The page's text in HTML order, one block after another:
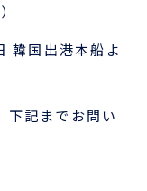
国出港本船よ
下記までお問い